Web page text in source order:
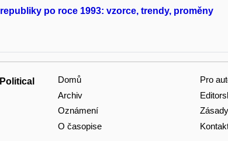
po roce 1993: vzorce, trendy, proměny
Domů
Archiv
Oznámení
O časopise
Pro